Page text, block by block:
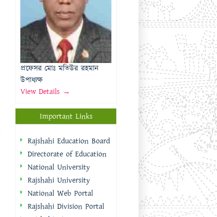
উপাধ্যক্ষ
View Details →
Important Links
Rajshahi Education Board
Directorate of Education
National University
National Web Portal
Rajshahi City
Corporation
Rajshahi District Portal
Quick Links